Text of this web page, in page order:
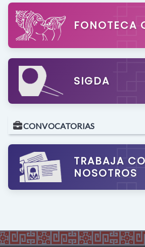
FONOTECA
SIGDA
CONVOCATORIAS
TRABAJA
NOSOTROS